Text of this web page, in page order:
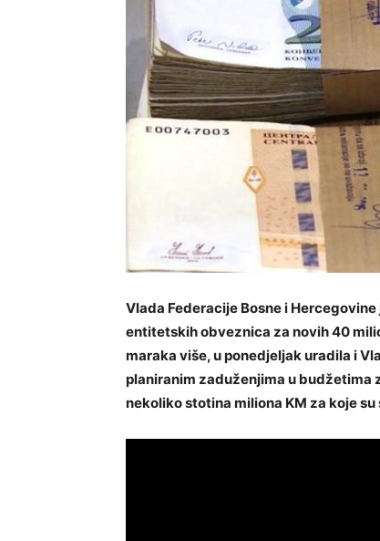
Vlada Federacije Bosne i
entitetskih obveznica za novih 40
maraka više, u ponedjeljak uradila i
planiranim zaduženjima u budžetima
nekoliko stotina miliona KM za koje